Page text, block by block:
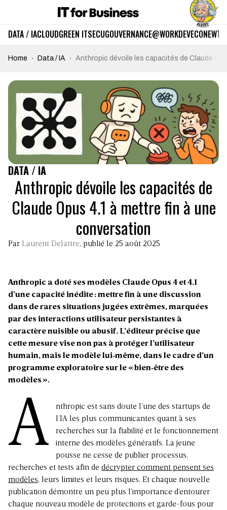
DATA / IACLOUDGREEN ITSECUGOUVERNANCE@WORKDEVECO
Home Data / IA Anthropic dévoile les capacités de Claude
DATA / IA
Anthropic dévoile les capacités de
Claude Opus 4.1 à mettre fin à une
conversation
Par Laurent Delattre, publié le 25 août 2025
Anthropic a doté ses modèles Claude Opus 4 et 4.1
d’une capacité inédite : mettre fin à une discussion
dans de rares situations jugées extrêmes, marquées
par des interactions utilisateur persistantes à
caractère nuisible ou abusif. L’éditeur précise que
cette mesure vise non pas à protéger l’utilisateur
humain, mais le modèle lui‑même, dans le cadre d’un
programme exploratoire sur le « bien‑être des
modèles ».
A
nthropic est sans doute l’une des startups de
l’IA les plus communicantes quant à ses
recherches sur la fiabilité et le fonctionnement
interne des modèles génératifs. La jeune
pousse ne cesse de publier processus,
recherches et tests afin de décrypter comment pensent ses
modèles, leurs limites et leurs risques. Et chaque nouvelle
publication démontre un peu plus l’importance d’entourer
chaque nouveau modèle de protections et garde-fous pour